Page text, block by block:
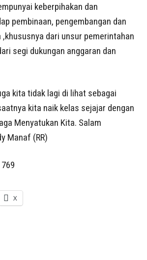
keberpihakan dan
pembinaan, pengembangan dan
dari unsur pemerintahan
segi dukungan anggaran dan
kita tidak lagi di lihat sebagai
kita naik kelas sejajar dengan
Menyatukan Kita. Salam
Manaf (RR)
769
X